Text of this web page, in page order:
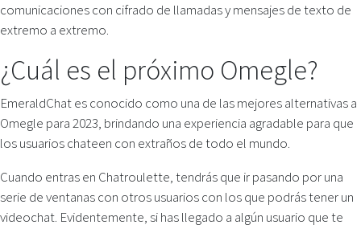
comunicaciones con cifrado de llamadas y mensajes de texto de
extremo a extremo.
¿Cuál es el próximo Omegle?
EmeraldChat es conocido como una de las mejores alternativas a
Omegle para 2023, brindando una experiencia agradable para que
los usuarios chateen con extraños de todo el mundo.
Cuando entras en Chatroulette, tendrás que ir pasando por una
serie de ventanas con otros usuarios con los que podrás tener un
videochat. Evidentemente, si has llegado a algún usuario que te